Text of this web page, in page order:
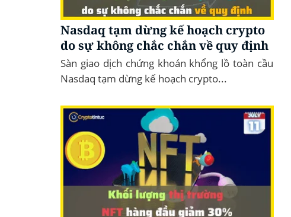
Nasdaq tạm dừng kế hoạch crypto
do sự không chắc chắn về quy định
Sàn giao dịch chứng khoán khổng lồ toàn cầu
Nasdaq tạm dừng kế hoạch crypto...